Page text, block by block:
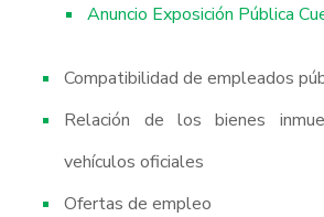
Anuncio Exposición Pública
Compatibilidad de empleados
Relación de los bienes
vehículos oficiales
Ofertas de empleo